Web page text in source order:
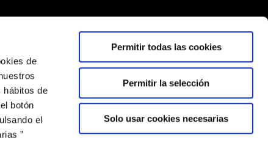
de
hábitos de
botón
el
”
Permitir todas las cookies
Permitir la selección
Solo usar cookies necesarias